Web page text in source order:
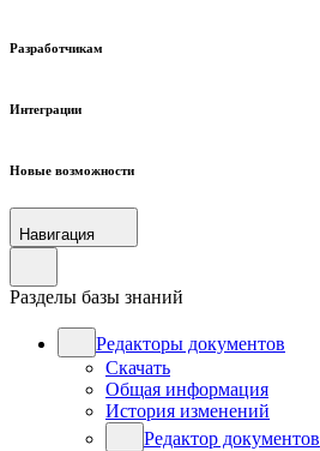
Разработчикам
Интеграции
Новые возможности
Навигация
Разделы базы знаний
Редакторы документов
Скачать
Общая информация
История изменений
Редактор документов